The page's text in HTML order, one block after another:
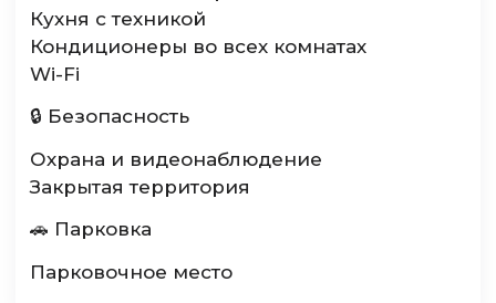
Кухня с техникой
Кондиционеры во всех комнатах
Wi-Fi
🔒 Безопасность
Охрана и видеонаблюдение
Закрытая территория
🚗 Парковка
Парковочное место